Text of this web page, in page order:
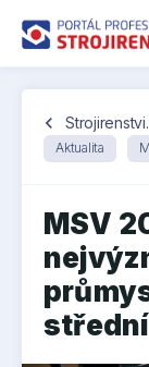
chevron_left
Aktualita
MSV